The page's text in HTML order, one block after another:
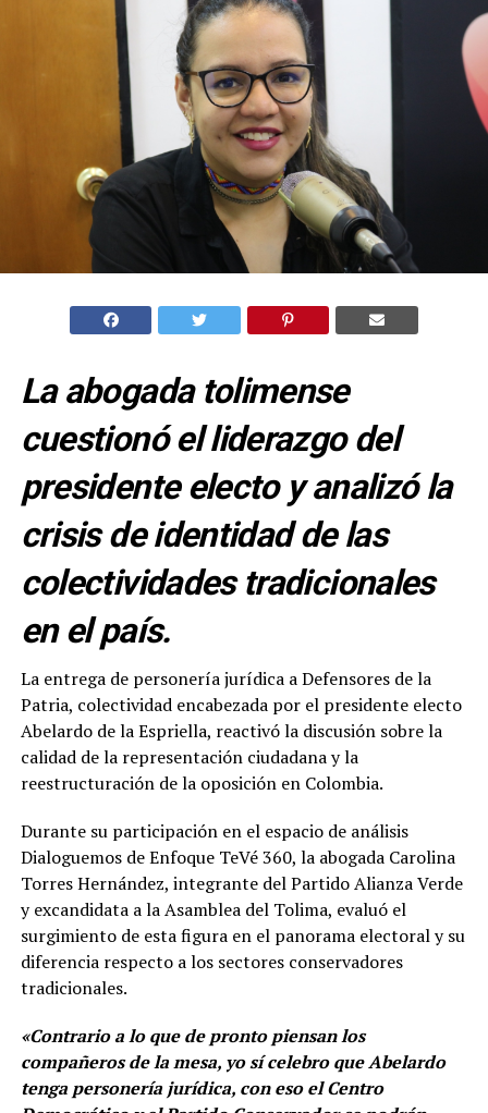
La abogada tolimense
cuestionó el liderazgo del
presidente electo y analizó la
crisis de identidad de las
colectividades tradicionales
en el país.
La entrega de personería jurídica a Defensores de la
Patria, colectividad encabezada por el presidente electo
Abelardo de la Espriella, reactivó la discusión sobre la
calidad de la representación ciudadana y la
reestructuración de la oposición en Colombia.
Durante su participación en el espacio de análisis
Dialoguemos de Enfoque TeVé 360, la abogada Carolina
Torres Hernández, integrante del Partido Alianza Verde
y excandidata a la Asamblea del Tolima, evaluó el
surgimiento de esta figura en el panorama electoral y su
diferencia respecto a los sectores conservadores
tradicionales.
«Contrario a lo que de pronto piensan los
compañeros de la mesa, yo sí celebro que Abelardo
tenga personería jurídica, con eso el Centro